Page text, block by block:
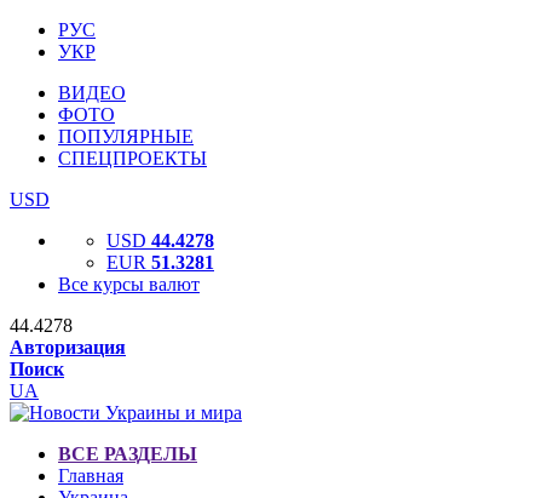
РУС
УКР
ВИДЕО
ФОТО
ПОПУЛЯРНЫЕ
СПЕЦПРОЕКТЫ
USD
USD 44.4278
EUR 51.3281
Все курсы валют
44.4278
Авторизация
Поиск
UA
ВСЕ РАЗДЕЛЫ
Главная